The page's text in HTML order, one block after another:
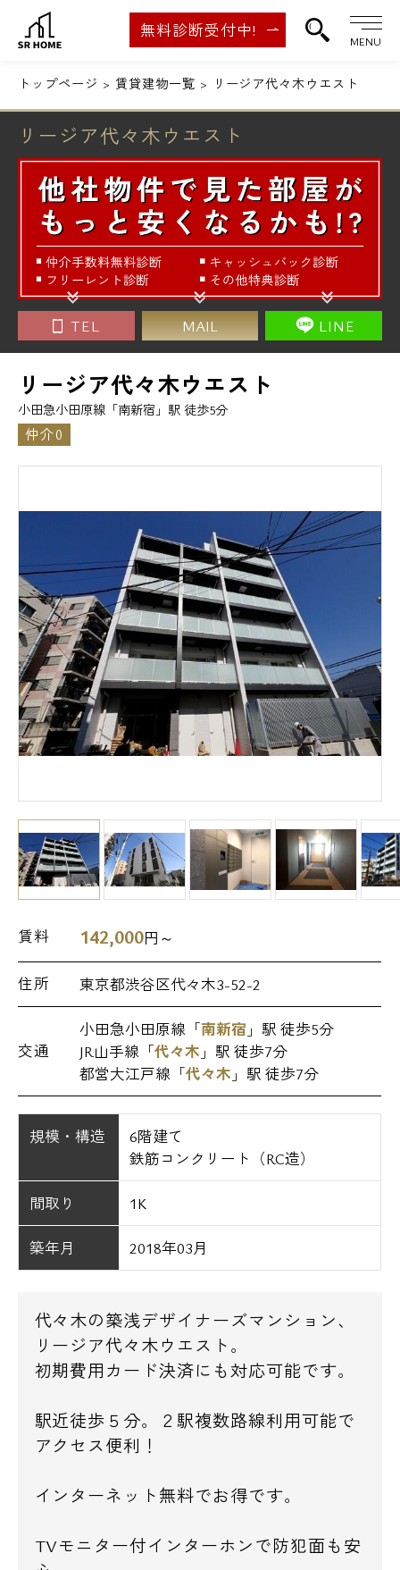
無料診断受付中!
MENU
トップページ 賃貸建物一覧 リージア代々木ウエスト
リージア代々木ウエスト
TEL MAIL LINE
リージア代々木ウエスト
小田急小田原線「南新宿」駅 徒歩5分
仲介0
賃料 142,000円～
住所 東京都渋谷区代々木3-52-2
交通
小田急小田原線「南新宿 」駅 徒歩5分
JR山手線「代々木 」駅 徒歩7分
都営大江戸線「代々木 」駅 徒歩7分
規模・構造
6階建て
鉄筋コンクリート（RC造）
間取り 1K
築年月 2018年03月
代々木の築浅デザイナーズマンション、
リージア代々木ウエスト。
初期費用カード決済にも対応可能です。
駅近徒歩５分。２駅複数路線利用可能で
アクセス便利！
インターネット無料でお得です。
TVモニター付インターホンで防犯面も安